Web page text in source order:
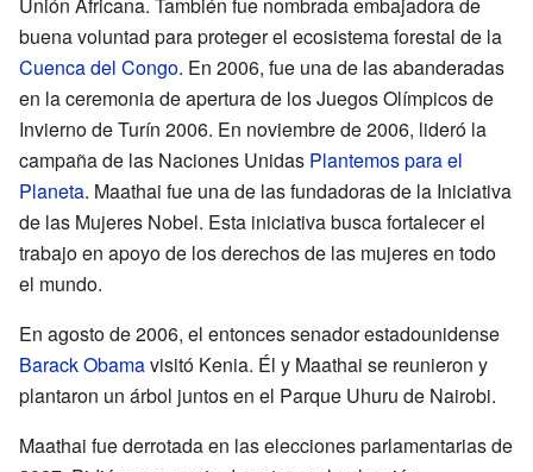
buena voluntad para proteger el ecosistema forestal de la
Cuenca del Congo. En 2006, fue una de las abanderadas
en la ceremonia de apertura de los Juegos Olímpicos de
Invierno de Turín 2006. En noviembre de 2006, lideró la
campaña de las Naciones Unidas Plantemos para el
Planeta. Maathai fue una de las fundadoras de la Iniciativa
de las Mujeres Nobel. Esta iniciativa busca fortalecer el
trabajo en apoyo de los derechos de las mujeres en todo
el mundo.
En agosto de 2006, el entonces senador estadounidense
Barack Obamavisitó Kenia. Él y Maathai se reunieron y
plantaron un árbol juntos en el Parque Uhuru de Nairobi.
Maathai fue derrotada en las elecciones parlamentarias de